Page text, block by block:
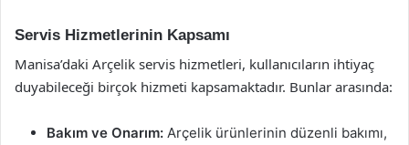
Servis Hizmetlerinin Kapsamı
Manisa’daki Arçelik servis hizmetleri, kullanıcıların ihtiyaç
duyabileceği birçok hizmeti kapsamaktadır. Bunlar arasında:
Bakım ve Onarım: Arçelik ürünlerinin düzenli bakımı,